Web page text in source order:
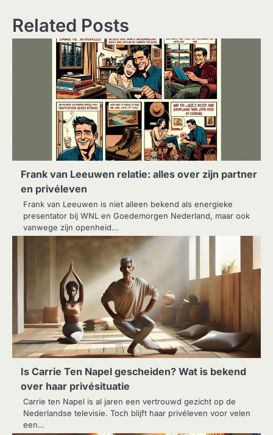
Related Posts
Frank van Leeuwen relatie: alles over zijn partner
en privéleven
Frank van Leeuwen is niet alleen bekend als energieke
presentator bij WNL en Goedemorgen Nederland, maar ook
vanwege zijn openheid…
Is Carrie Ten Napel gescheiden? Wat is bekend
over haar privésituatie
Carrie ten Napel is al jaren een vertrouwd gezicht op de
Nederlandse televisie. Toch blijft haar privéleven voor velen
een…